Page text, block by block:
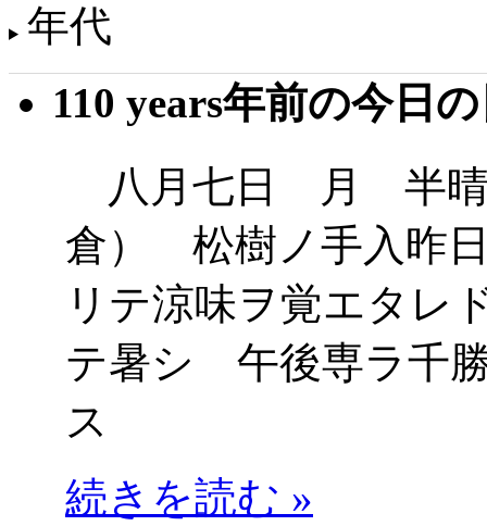
年代
110 years年前の今日
八月七日 月 半晴
倉） 松樹ノ手入昨
リテ涼味ヲ覚エタレ
テ暑シ 午後専ラ千
ス
続きを読む »